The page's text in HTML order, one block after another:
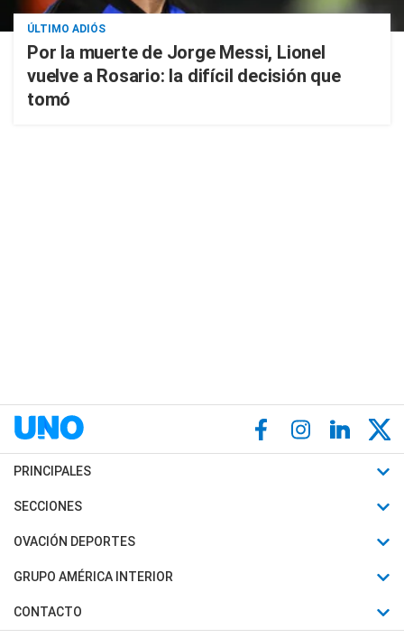
ÚLTIMO ADIÓS
Por la muerte de Jorge Messi, Lionel
vuelve a Rosario: la difícil decisión que
tomó
PRINCIPALES
Últimas Noticias
Política
Judiciales
SECCIONES
Horóscopo
Motores
Trucos caseros
OVACIÓN DEPORTES
Fútbol
Mundial
Automovilismo
GRUPO AMÉRICA INTERIOR
Canal 7 en Vivo
CONTACTO